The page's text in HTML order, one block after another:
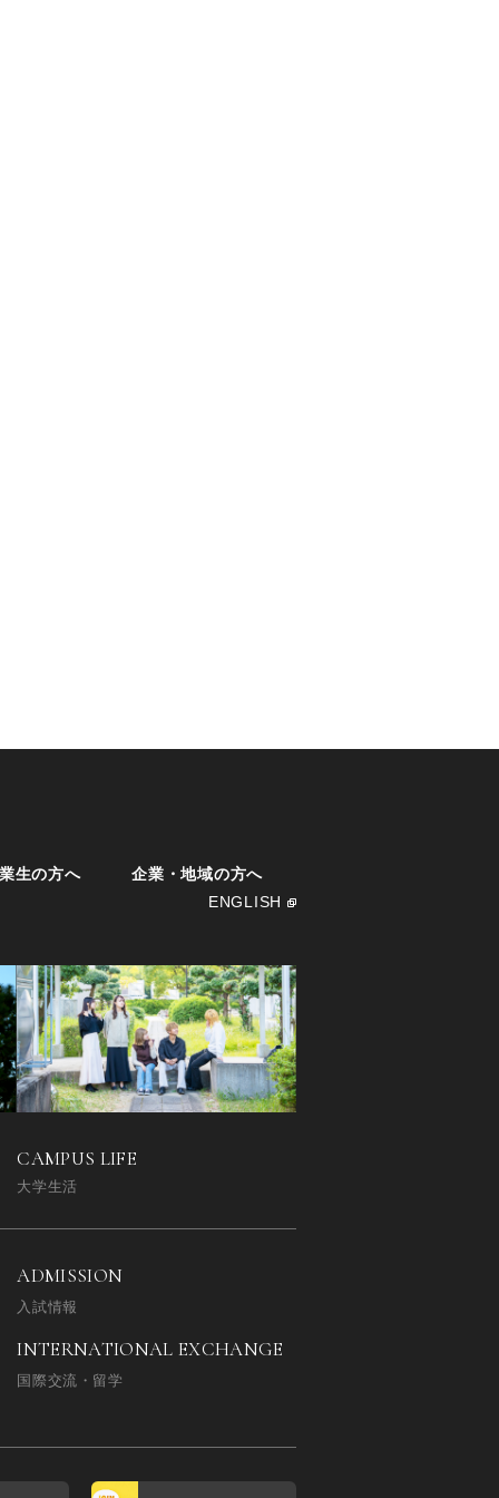
生の方へ
企業・地域の方へ
ENGLISH
CAMPUS LIFE
大学生活
ADMISSION
入試情報
INTERNATIONAL EXCHANGE
国際交流・留学